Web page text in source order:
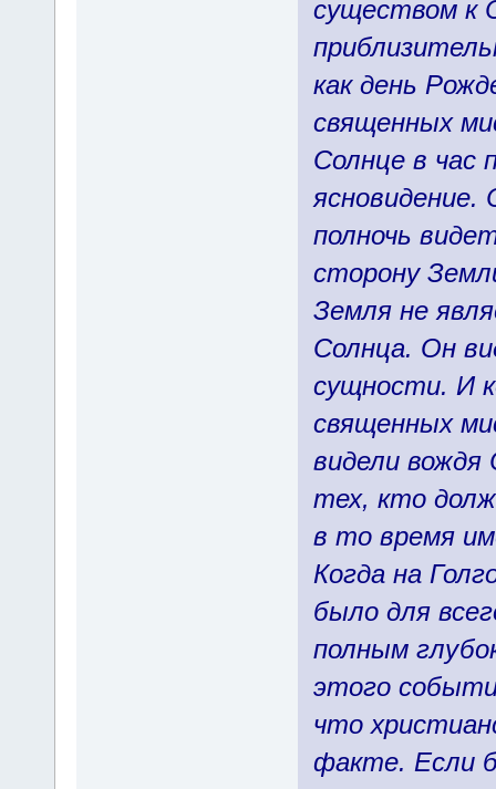
существом к
как день
священных
Солнце в час
ясновидение.
полночь
сторону
Земля не
Солнца. Он
сущности. И
священных
видели
тех, кто
в то время
Когда на
было для
полным
этого
что
факте. Если